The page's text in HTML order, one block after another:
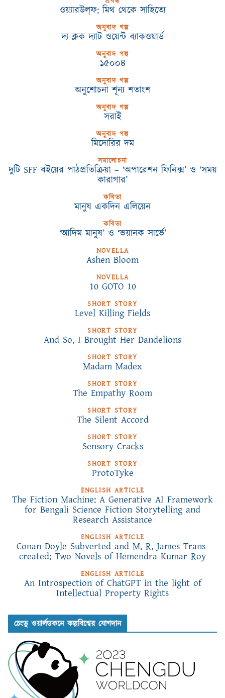
ওয়্যারউল্‌ফ: মিথ থেকে সাহিত্যে
অনুবাদ গল্প
দ্য ক্লক দ্যাট ওয়েন্ট ব্যাকওয়ার্ড
অনুবাদ গল্প
১৫০০৪
অনুবাদ গল্প
অনুশোচনা শূন্য শতাংশ
অনুবাদ গল্প
সরাই
অনুবাদ গল্প
মিদোরির দম
সমালোচনা
দুটি SFF বইয়ের পাঠপ্রতিক্রিয়া – ‘অপারেশন ফিনিক্স’ ও ‘সময়
কারাগার’
কবিতা
মানুষ একদিন এলিয়েন
কবিতা
‘আদিম মানুষ’ ও ‘ভয়ানক সার্ভে’
NOVELLA
Ashen Bloom
NOVELLA
10 GOTO 10
SHORT STORY
Level Killing Fields
SHORT STORY
And So, I Brought Her Dandelions
SHORT STORY
Madam Madex
SHORT STORY
The Empathy Room
SHORT STORY
The Silent Accord
SHORT STORY
Sensory Cracks
SHORT STORY
ProtoTyke
ENGLISH ARTICLE
The Fiction Machine: A Generative AI Framework
for Bengali Science Fiction Storytelling and
Research Assistance
ENGLISH ARTICLE
Conan Doyle Subverted and M. R. James Trans-
created: Two Novels of Hemendra Kumar Roy
ENGLISH ARTICLE
An Introspection of ChatGPT in the light of
Intellectual Property Rights
চেংডু ওয়ার্লডকনে কল্পবিশ্বের যোগদান